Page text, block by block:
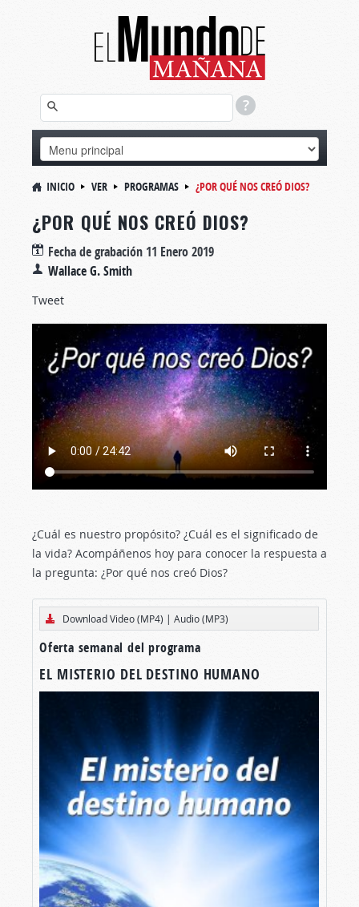
INICIO VER PROGRAMAS ¿POR QUÉ NOS CREÓ DIOS?
¿POR QUÉ NOS CREÓ DIOS?
Fecha de grabación 11 Enero 2019
Wallace G. Smith
Tweet
¿Cuál es nuestro propósito? ¿Cuál es el significado de
la vida? Acompáñenos hoy para conocer la respuesta a
la pregunta: ¿Por qué nos creó Dios?
Download Video (MP4) | Audio (MP3)
Oferta semanal del programa
EL MISTERIO DEL DESTINO HUMANO